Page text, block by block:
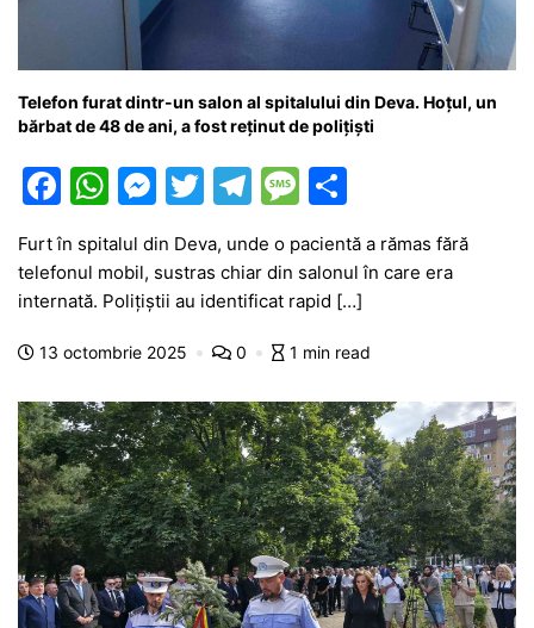
Telefon furat dintr-un salon al spitalului din Deva. Hoțul, un
bărbat de 48 de ani, a fost reținut de polițiști
F
c
e
b
o
k
W
at
s
A
p
M
s
s
e
g
er
T
itt
er
T
e
gr
a
m
M
e
s
s
a
e
ta
je
a
ă
Furt în spitalul din Deva, unde o pacientă a rămas fără
telefonul mobil, sustras chiar din salonul în care era
internată. Polițiștii au identificat rapid […]
13 octombrie 2025 0 1 min read